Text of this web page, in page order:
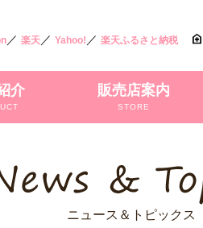
／ 楽天／ Yahoo! ／ 楽天ふるさと納税
介 販売店案内
STORE
ニュース＆トピックス